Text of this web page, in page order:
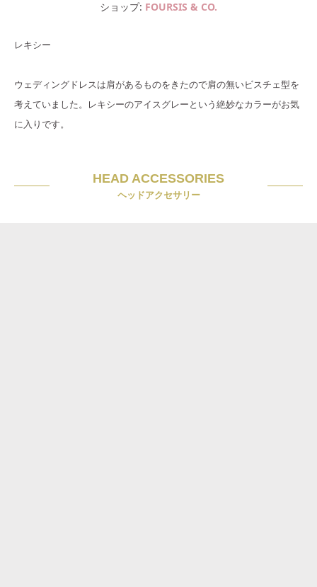
ショップ FOURSIS & CO.
レキシー
ウェディングドレスは肩があるものをきたので肩の無いビスチェ型を
考えていました。レキシーのアイスグレーという絶妙なカラーがお気
に入りです。
HEAD ACCESSORIES
ヘッドアクセサリー